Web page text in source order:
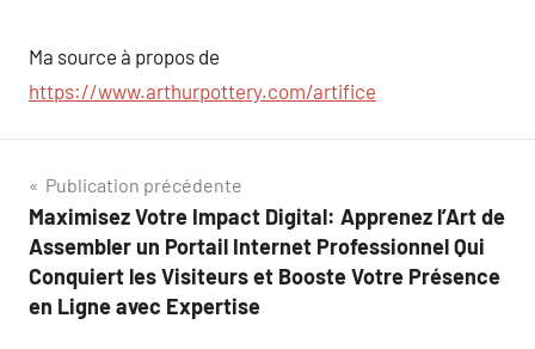
Ma source à propos de
https://www.arthurpottery.com/artifice
Navigation
de
l’article
Publication précédente
Maximisez Votre Impact Digital: Apprenez l’Art de
Assembler un Portail Internet Professionnel Qui
Conquiert les Visiteurs et Booste Votre Présence
en Ligne avec Expertise